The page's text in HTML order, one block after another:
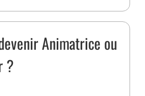
Animatrice ou
?